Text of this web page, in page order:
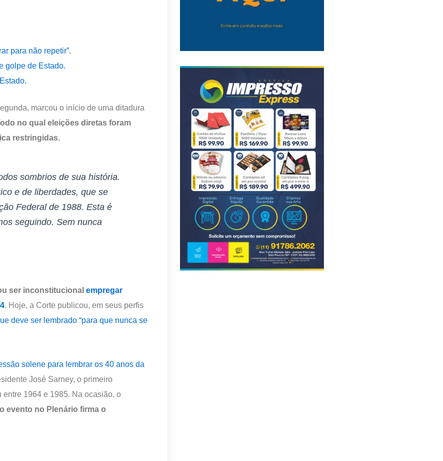
para não repetir”.
golpe de Estado.
marcou o início de uma ditadura
no qual eleições diretas foram
restringidas.
sombrios de sua história.
e de liberdades, que se
Federal de 1988. Esta é
seguindo. Sem nunca
ser inconstitucional empregar
. Hoje, a Corte publicou, em seus perfis
deve ser lembrado “para que nunca se
solene para lembrar os 40 anos da
José Sarney, o primeiro
1964 e 1985. Na ocasião, o
evento no Plenário firma o